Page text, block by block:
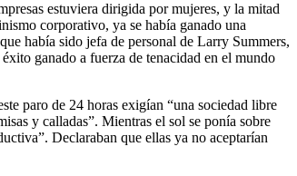
estuviera dirigida por mujeres, y la mitad
corporativo, ya se había ganado una
había sido jefa de personal de Larry Summers,
ganado a fuerza de tenacidad en el mundo
paro de 24 horas exigían “una sociedad libre
y calladas”. Mientras el sol se ponía sobre
Declaraban que ellas ya no aceptarían